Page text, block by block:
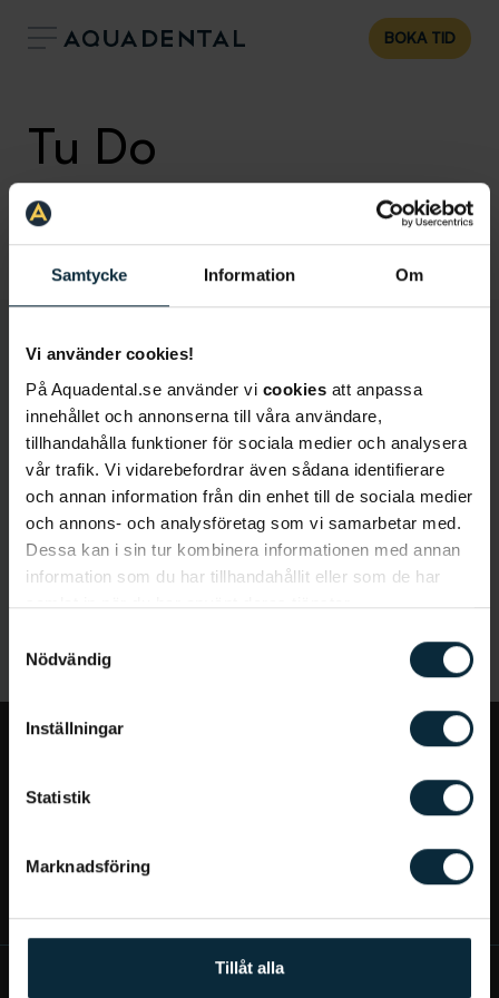
Samtycke Information Om
Vi använder cookies!
På Aquadental.se använder vi cookies att anpassa
innehållet och annonserna till våra användare,
tillhandahålla funktioner för sociala medier och analysera
vår trafik. Vi vidarebefordrar även sådana identifierare
och annan information från din enhet till de sociala medier
och annons- och analysföretag som vi samarbetar med.
Dessa kan i sin tur kombinera informationen med annan
information som du har tillhandahållit eller som de har
samlat in när du har använt deras tjänster.
Nödvändig
Inställningar
Statistik
Marknadsföring
Tillåt alla
BOKA TID
Tu Do
Allmäntandläkare
Klinik: